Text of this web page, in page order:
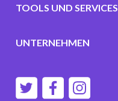
TOOLS UND SERVICES
UNTERNEHMEN